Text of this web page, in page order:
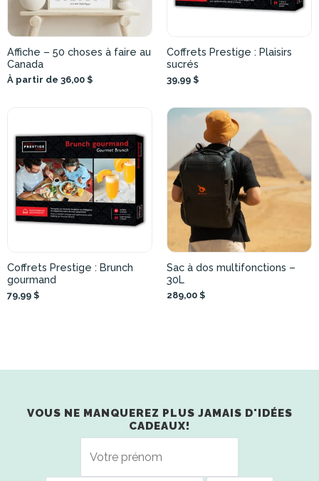
Affiche – 50 choses à faire au
Canada
À partir de 36,00 $
Coffrets Prestige : Plaisirs
sucrés
39,99 $
Coffrets Prestige : Brunch
gourmand
79,99 $
Sac à dos multifonctions –
30L
289,00 $
VOUS NE MANQUEREZ PLUS JAMAIS D'IDÉES
CADEAUX!